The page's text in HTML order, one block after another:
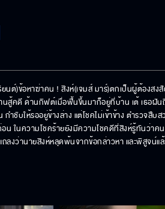
นต์)ข้อหาฆ่าคน ! สิงห์(เจมส์ มาร์)ตกเป็นผู้ต้องสง
สู้คดี ด้านกิฟต์เมื่อฟื้นขึ้นมาก็อยู่ที่บ้าน เต้ เธอฝัน
กำชับให้รออยู่ข้างล่าง แต่โชคไม่เข้าข้าง ตำรวจ
อน ในความโชคร้ายยังมีความโชคดีที่สิงห์รู้ทันว่า
ถลงว่านายสิงห์หลุดพ้นจากข้อกล่าวหา และพิสูจน์